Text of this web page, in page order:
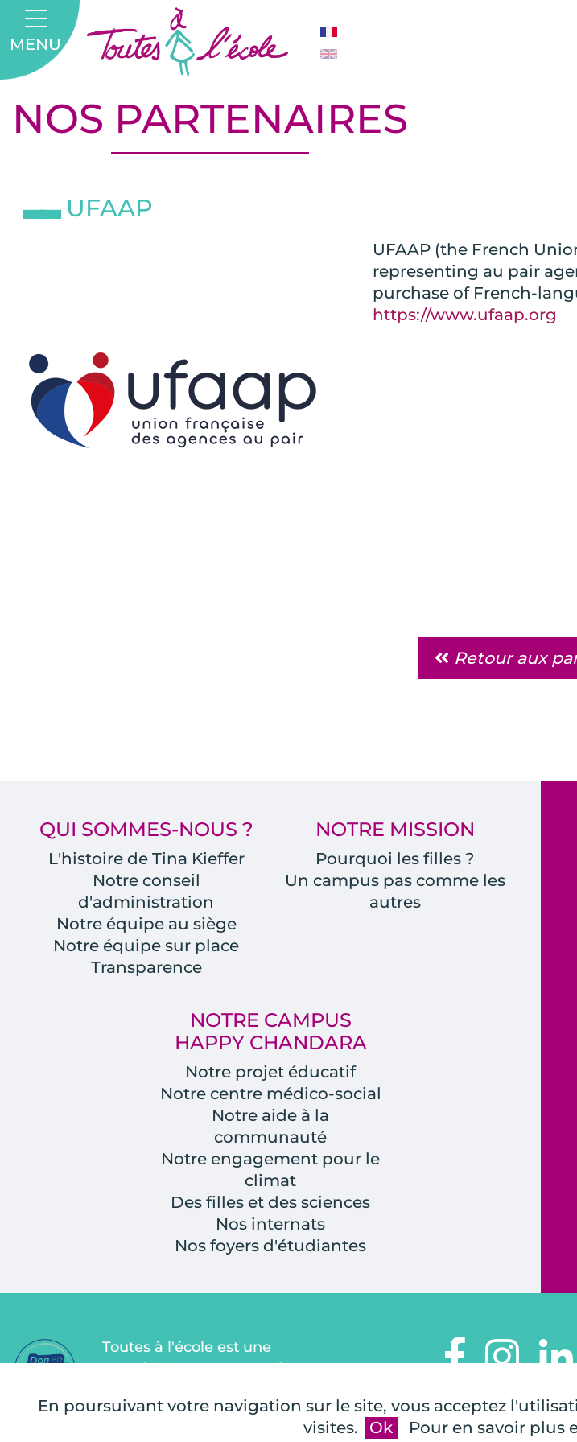
En poursuivant votre navigation sur le site, vous acceptez
visites.
Ok Pour en savoir plus
NOS PARTENAIRES
UFAAP
UFAAP (the French
representing au pair
purchase of French-
https://www.ufaap.org
Retour aux
QUI SOMMES-NOUS ?
L'histoire de Tina Kieffer
Notre conseil
d'administration
Notre équipe au siège
Notre équipe sur place
Transparence
NOTRE MISSION
Pourquoi les filles ?
Un campus pas comme les
autres
NOTRE CAMPUS
HAPPY CHANDARA
Notre projet éducatif
Notre centre médico-social
Notre aide à la
communauté
Notre engagement pour le
climat
Des filles et des sciences
Nos internats
Nos foyers d'étudiantes
Toutes à l'école est une
association Don en Confiance
un organisme indépendant qui
contrôle la bonne utilisation des
TOUTES À
112, rue de
MENU